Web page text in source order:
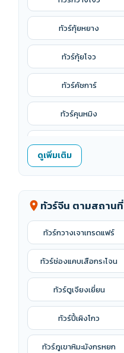
ทัวร์กุ้ยหยาง
ทัวร์กุ้ยโจว
ทัวร์คัชการ์
ทัวร์คุนหมิง
ทัวร์จางเย่
ทัวร์ฉงชิ่ง
ทัวร์ชิงเต่า
ทัวร์ซีอาน
ทัวร์ซ่างเหรา
ทัวร์ต้าหลี่
ทัวร์ถู่หลู่ฟาน
ดูเพิ่มเติม
location_on ทัวร์จีน ตามสถานที่
ทัวร์กวางเจาเทรดแฟร์
ทัวร์ช่องแคบเสือกระโจน
ทัวร์ตูเจียงเยี่ยน
ทัวร์ปี้เผิงโกว
ทัวร์ภูเขาหิมะมังกรหยก